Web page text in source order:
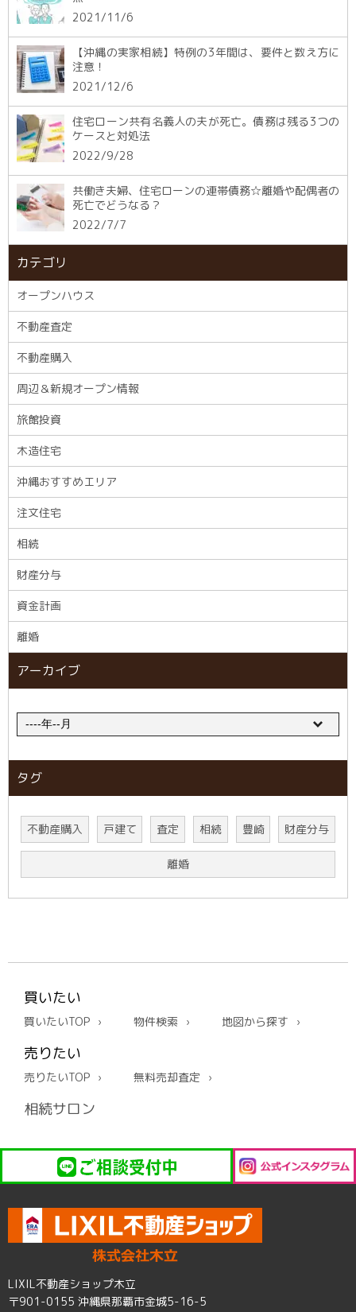
2021/11/6
【沖縄の実家相続】特例の3年間は、要件と数え方に
注意！
2021/12/6
住宅ローン共有名義人の夫が死亡。債務は残る3つの
ケースと対処法
2022/9/28
共働き夫婦、住宅ローンの連帯債務☆離婚や配偶者の
死亡でどうなる？
2022/7/7
カテゴリ
オープンハウス
不動産査定
不動産購入
周辺＆新規オープン情報
旅館投資
木造住宅
沖縄おすすめエリア
注文住宅
相続
財産分与
資金計画
離婚
アーカイブ
タグ
不動産購入 戸建て 査定 相続 豊崎 財産分与
離婚
買いたい
買いたいTOP 物件検索 地図から探す
売りたい
売りたいTOP 無料売却査定
相続サロン
LIXIL不動産ショップ木立
〒901-0155 沖縄県那覇市金城5-16-5